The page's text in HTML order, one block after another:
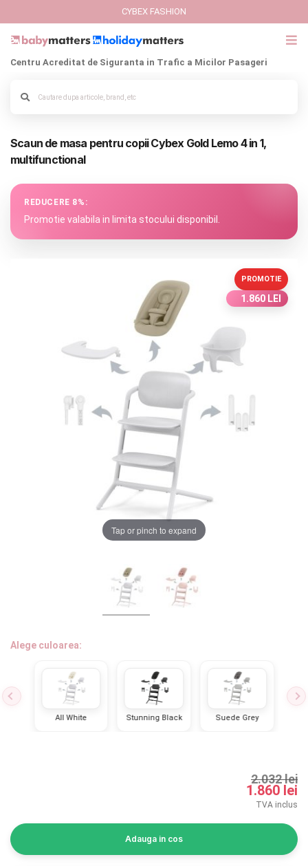
Italbaby Collections
CARUCIOARE COPII
CAMERA COPILULUI
MARSUPII BEBELUSI
LEAGANE COPII
BALANSOARE COPII
BABY MONITORS
CASA SI CURATENIE
Informatii companie
Depozit
CYBEX FASHION
Centru Acreditat de Siguranta in Trafic a Micilor Pasageri
Scaun de masa pentru copii Cybex Gold Lemo 4 in 1,
multifunctional
REDUCERE 8%:
Promotie valabila in limita stocului disponibil.
PROMOTIE
1.860 LEI
Tap or pinch to expand
Alege culoarea:
All White Stunning Black Suede Grey
2.032 lei
1.860 lei
TVA inclus
Adauga in cos
Alege culoarea cadrului
Chrome cu detalii negre
Verde cu detalii negre
Alege culoarea cadrului